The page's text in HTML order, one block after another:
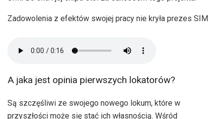
Zadowolenia z efektów swojej pracy nie kryła prezes SIM
A jaka jest opinia pierwszych lokatorów?
Są szczęśliwi ze swojego nowego lokum, które w
przyszłości może się stać ich własnością. Wśród